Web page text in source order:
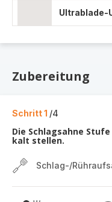
Ultrablade-
Zubereitung
Schritt 1 /4
Die Schlagsahne
kalt stellen.
Schlag-/